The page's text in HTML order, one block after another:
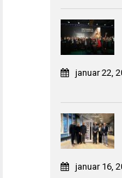
januar 22,
januar 16,